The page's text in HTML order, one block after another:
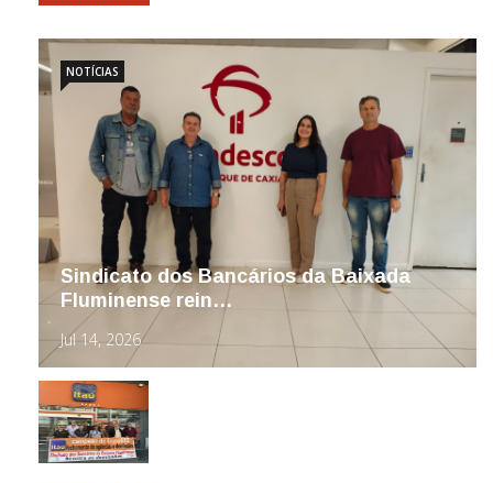
Sindicato dos Bancários da Baixada
Fluminense rein…
Jul 14, 2026
NOTÍCIAS